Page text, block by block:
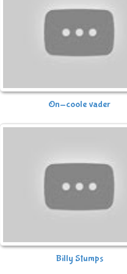
On-coole vader
Billy Stumps